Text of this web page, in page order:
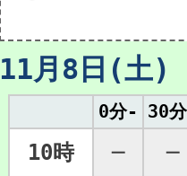
11月8日(土)
0分- 30
10時 ─
─